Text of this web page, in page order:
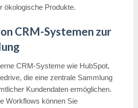
ökologische Produkte.
CRM-Systemen zur
CRM-Systeme wie HubSpot,
die eine zentrale Sammlung
Kundendaten ermöglichen.
Workflows können Sie